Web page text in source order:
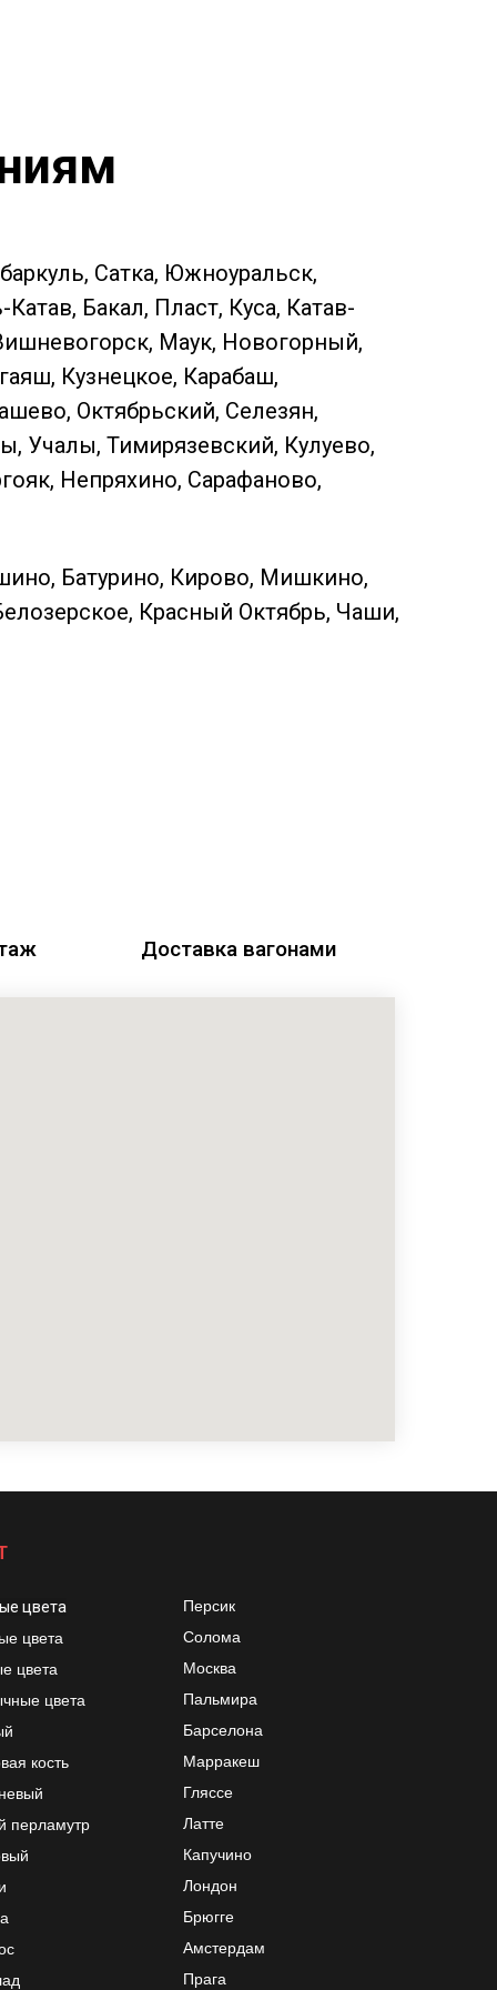
Сатка, Южноуральск,
Бакал, Пласт, Куса, Катав-
Маук, Новогорный,
Кузнецкое, Карабаш,
Октябрьский, Селезян,
Учалы, Тимирязевский, Кулуево,
Непряхино, Сарафаново,
Батурино, Кирово, Мишкино,
Красный Октябрь, Чаши,
Доставка вагонами
цвета
цвета
цвета
цвета
кость
перламутр
Персик
Солома
Москва
Пальмира
Барселона
Марракеш
Гляссе
Латте
Капучино
Лондон
Брюгге
Амстердам
Прага